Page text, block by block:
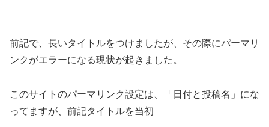
前記で、長いタイトルをつけましたが、その際にパーマリ
ンクがエラーになる現状が起きました。
このサイトのパーマリンク設定は、「日付と投稿名」にな
ってますが、前記タイトルを当初